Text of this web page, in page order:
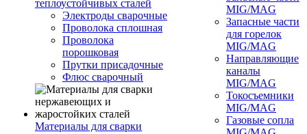
теплоустойчивых сталей
Электроды сварочные
Проволока сплошная
Проволока
порошковая
Прутки присадочные
Флюс сварочный
Материалы для сварки
MIG/MAG
Запасные части
для горелок
MIG/MAG
Направляющие
каналы
MIG/MAG
Токосъемники
MIG/MAG
Газовые сопла